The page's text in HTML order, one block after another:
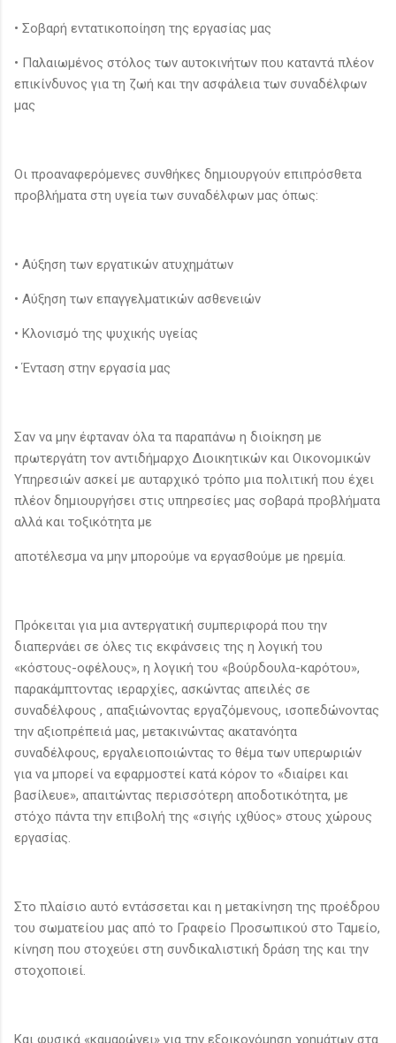
• Σοβαρή εντατικοποίηση της εργασίας μας
• Παλαιωμένος στόλος των αυτοκινήτων που καταντά πλέον
επικίνδυνος για τη ζωή και την ασφάλεια των συναδέλφων
μας
Οι προαναφερόμενες συνθήκες δημιουργούν επιπρόσθετα
προβλήματα στη υγεία των συναδέλφων μας όπως:
• Αύξηση των εργατικών ατυχημάτων
• Αύξηση των επαγγελματικών ασθενειών
• Κλονισμό της ψυχικής υγείας
• Ένταση στην εργασία μας
Σαν να μην έφταναν όλα τα παραπάνω η διοίκηση με
πρωτεργάτη τον αντιδήμαρχο Διοικητικών και Οικονομικών
Υπηρεσιών ασκεί με αυταρχικό τρόπο μια πολιτική που έχει
πλέον δημιουργήσει στις υπηρεσίες μας σοβαρά προβλήματα
αλλά και τοξικότητα με
αποτέλεσμα να μην μπορούμε να εργασθούμε με ηρεμία.
Πρόκειται για μια αντεργατική συμπεριφορά που την
διαπερνάει σε όλες τις εκφάνσεις της η λογική του
«κόστους-οφέλους», η λογική του «βούρδουλα-καρότου»,
παρακάμπτοντας ιεραρχίες, ασκώντας απειλές σε
συναδέλφους , απαξιώνοντας εργαζόμενους, ισοπεδώνοντας
την αξιοπρέπειά μας, μετακινώντας ακατανόητα
συναδέλφους, εργαλειοποιώντας το θέμα των υπερωριών
για να μπορεί να εφαρμοστεί κατά κόρον το «διαίρει και
βασίλευε», απαιτώντας περισσότερη αποδοτικότητα, με
στόχο πάντα την επιβολή της «σιγής ιχθύος» στους χώρους
εργασίας.
Στο πλαίσιο αυτό εντάσσεται και η μετακίνηση της προέδρου
του σωματείου μας από το Γραφείο Προσωπικού στο Ταμείο,
κίνηση που στοχεύει στη συνδικαλιστική δράση της και την
στοχοποιεί.
Και φυσικά «καμαρώνει» για την εξοικονόμηση χρημάτων στα